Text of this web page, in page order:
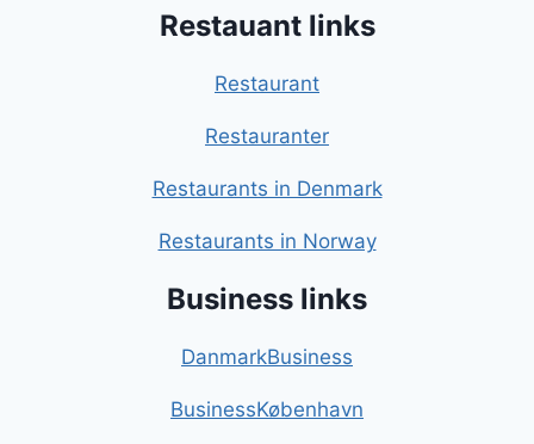
Restauant links
Restaurant
Restauranter
Restaurants in Denmark
Restaurants in Norway
Business links
DanmarkBusiness
BusinessKøbenhavn